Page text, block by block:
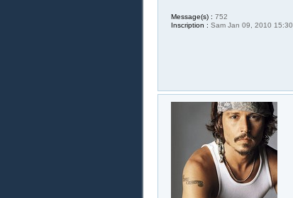
Message(s) : 752
Inscription : Sam Jan 09, 2010 15:30